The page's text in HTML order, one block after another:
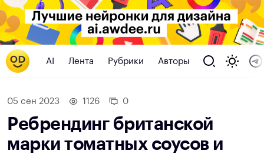
AI Лента Рубрики Авторы
05 сен 2023 1126 0
Ребрендинг британской
марки томатных соусов и